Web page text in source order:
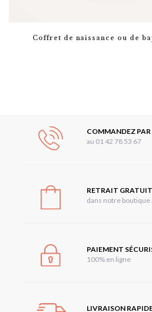
Coffret de naissance ou de
COMMANDEZ
au 01 42 78 53 67
RETRAIT GRATUIT
dans notre boutique
PAIEMENT
100% en ligne
LIVRAISON